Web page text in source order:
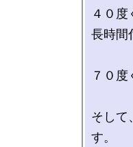
４０度
長時間
７０度
そして